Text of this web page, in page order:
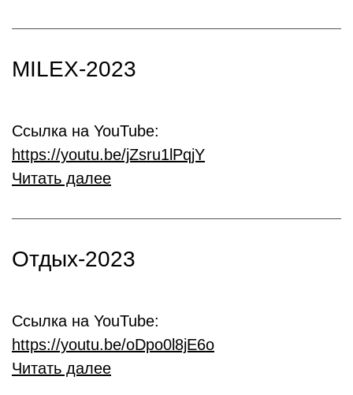
MILEX-2023
Ссылка на YouTube:
https://youtu.be/jZsru1lPqjY
Читать далее
Отдых-2023
Ссылка на YouTube:
https://youtu.be/oDpo0l8jE6o
Читать далее